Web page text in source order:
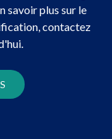
savoir plus sur le
contactez